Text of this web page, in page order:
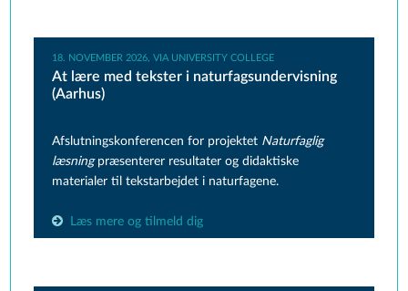
18. NOVEMBER 2026, VIA UNIVERSITY COLLEGE
At lære med tekster i naturfagsundervisning
(Aarhus)
Afslutningskonferencen for projektet Naturfaglig
læsning præsenterer resultater og didaktiske
materialer til tekstarbejdet i naturfagene.
Læs mere og tilmeld dig